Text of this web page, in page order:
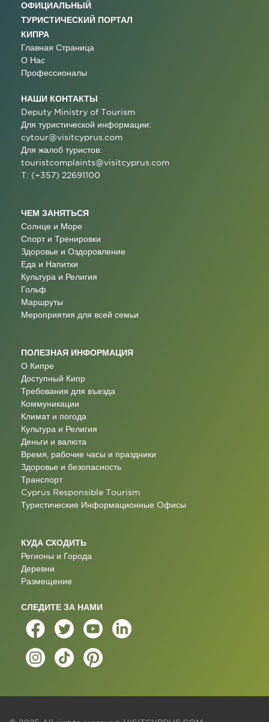
ОФИЦИАЛЬНЫЙ
ТУРИСТИЧЕСКИЙ ПОРТАЛ
КИПРА
Главная Страница
О Нас
Профессионалы
НАШИ КОНТАКТЫ
Deputy Ministry of Tourism
Для туристической информации:
cytour@visitcyprus.com
Для жалоб туристов:
touristcomplaints@visitcyprus.com
T: (+357) 22691100
ЧЕМ ЗАНЯТЬСЯ
Солнце и Море
Спорт и Тренировки
Здоровье и Оздоровление
Еда и Напитки
Культура и Религия
Гольф
Маршруты
Мероприятия для всей семьи
ПОЛЕЗНАЯ ИНФОРМАЦИЯ
О Кипре
Доступный Кипр
Требования для въезда
Коммуникации
Климат и погода
Культура и Религия
Деньги и валюта
Время, рабочие часы и праздники
Здоровье и безопасность
Транспорт
Cyprus Responsible Tourism
Туристические Информационные Oфисы
КУДА СХОДИТЬ
Регионы и Города
Деревни
Размещение
СЛЕДИТЕ ЗА НАМИ